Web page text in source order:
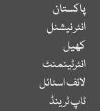
پاکستان
انٹر نیشنل
کھیل
انٹرٹینمنٹ
لائف اسٹائل
ٹاپ ٹرینڈ